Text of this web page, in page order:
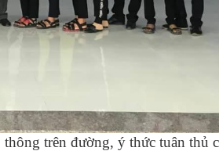
trên đường, ý thức tuân thủ